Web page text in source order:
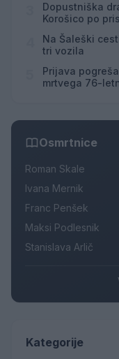
Dopustniška
Korošico po
Na Šaleški
tri vozila
Prijava
mrtvega 76-
Osmrtnice
Roman Skale
Ivana Mernik
Franc Penšek
Maksi Podlesnik
Stanislava Arlič
Kategorije